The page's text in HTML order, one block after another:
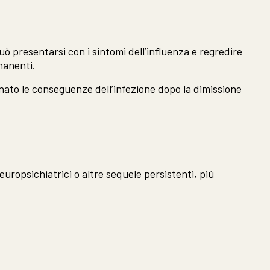
presentarsi con i sintomi dell’influenza e regredire
le conseguenze dell’infezione dopo la dimissione
o altre sequele persistenti, più